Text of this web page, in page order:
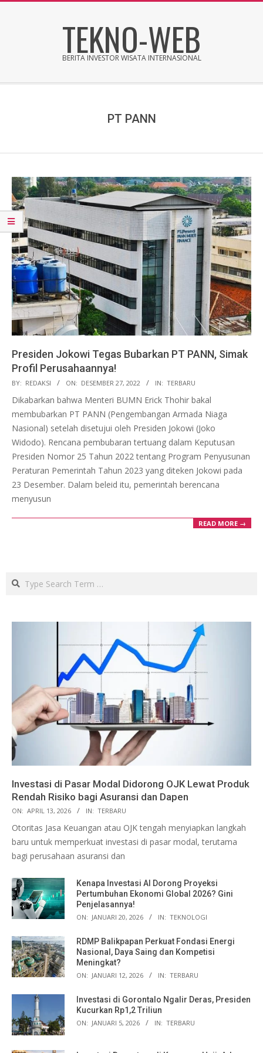
TEKNO-WEB
BERITA INVESTOR WISATA INTERNASIONAL
PT PANN
Presiden Jokowi Tegas Bubarkan PT PANN, Simak
Profil Perusahaannya!
2022-
12-
27
BY: REDAKSI ON: DESEMBER 27, 2022 IN: TERBARU
Dikabarkan bahwa Menteri BUMN Erick Thohir bakal
membubarkan PT PANN (Pengembangan Armada Niaga
Nasional) setelah disetujui oleh Presiden Jokowi (Joko
Widodo). Rencana pembubaran tertuang dalam Keputusan
Presiden Nomor 25 Tahun 2022 tentang Program Penyusunan
Peraturan Pemerintah Tahun 2023 yang diteken Jokowi pada
23 Desember. Dalam beleid itu, pemerintah berencana
menyusun
READ MORE →
Search
Investasi di Pasar Modal Didorong OJK Lewat Produk
Rendah Risiko bagi Asuransi dan Dapen
ON: APRIL 13, 2026 IN: TERBARU
Otoritas Jasa Keuangan atau OJK tengah menyiapkan langkah
baru untuk memperkuat investasi di pasar modal, terutama
bagi perusahaan asuransi dan
Kenapa Investasi AI Dorong Proyeksi
Pertumbuhan Ekonomi Global 2026? Gini
Penjelasannya!
ON: JANUARI 20, 2026 IN: TEKNOLOGI
RDMP Balikpapan Perkuat Fondasi Energi
Nasional, Daya Saing dan Kompetisi
Meningkat?
ON: JANUARI 12, 2026 IN: TERBARU
Investasi di Gorontalo Ngalir Deras, Presiden
Kucurkan Rp1,2 Triliun
ON: JANUARI 5, 2026 IN: TERBARU